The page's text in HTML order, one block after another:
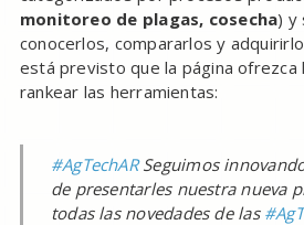
monitoreo de plagas, cosecha) y
conocerlos, compararlos y
está previsto que la página ofrezca
rankear las herramientas:
#AgTechARSeguimos
de presentarles nuestra nueva
todas las novedades de las